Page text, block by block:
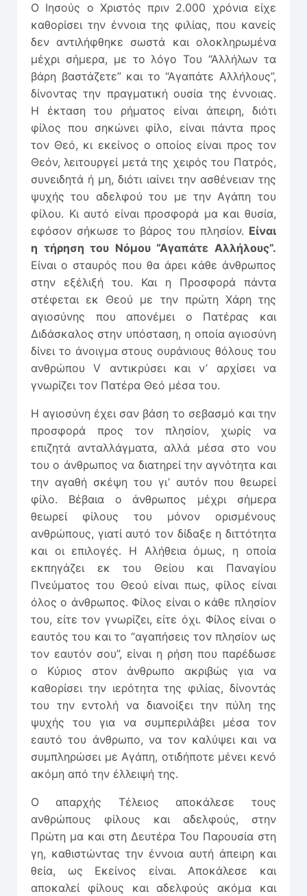
Ο Ιησούς ο Χριστός πριν 2.000 χρόνια είχε
καθορίσει την έννοια της φιλίας, που κανείς
δεν αντιλήφθηκε σωστά και ολοκληρωμένα
μέχρι σήμερα, με το λόγο Του “Αλλήλων τα
βάρη βαστάζετε” και το “Αγαπάτε Αλλήλους”,
δίνοντας την πραγματική ουσία της έννοιας.
Η έκταση του ρήματος είναι άπειρη, διότι
φίλος που σηκώνει φίλο, είναι πάντα προς
τον Θεό, κι εκείνος ο οποίος είναι προς τον
Θεόν, λειτουργεί μετά της χειρός του Πατρός,
συνειδητά ή μη, διότι ιαίνει την ασθένειαν της
ψυχής του αδελφού του με την Αγάπη του
φίλου. Κι αυτό είναι προσφορά μα και θυσία,
εφόσον σήκωσε το βάρος του πλησίον. Είναι
η τήρηση του Νόμου “Αγαπάτε Αλλήλους”.
Είναι ο σταυρός που θα άρει κάθε άνθρωπος
στην εξέλιξή του. Και η Προσφορά πάντα
στέφεται εκ Θεού με την πρώτη Χάρη της
αγιοσύνης που απονέμει ο Πατέρας και
Διδάσκαλος στην υπόσταση, η οποία αγιοσύνη
δίνει το άνοιγμα στους ουράνιους θόλους του
ανθρώπου V αντικρύσει και ν’ αρχίσει να
γνωρίζει τον Πατέρα Θεό μέσα του.
Η αγιοσύνη έχει σαν βάση το σεβασμό και την
προσφορά προς τον πλησίον, χωρίς να
επιζητά ανταλλάγματα, αλλά μέσα στο νου
του ο άνθρωπος να διατηρεί την αγνότητα και
την αγαθή σκέψη του γι’ αυτόν που θεωρεί
φίλο. Βέβαια ο άνθρωπος μέχρι σήμερα
θεωρεί φίλους του μόνον ορισμένους
ανθρώπους, γιατί αυτό τον δίδαξε η διττότητα
και οι επιλογές. Η Αλήθεια όμως, η οποία
εκπηγάζει εκ του Θείου και Παναγίου
Πνεύματος του Θεού είναι πως, φίλος είναι
όλος ο άνθρωπος. Φίλος είναι ο κάθε πλησίον
του, είτε τον γνωρίζει, είτε όχι. Φίλος είναι ο
εαυτός του και το “αγαπήσεις τον πλησίον ως
τον εαυτόν σου”, είναι η ρήση που παρέδωσε
ο Κύριος στον άνθρωπο ακριβώς για να
καθορίσει την ιερότητα της φιλίας, δίνοντάς
του την εντολή να διανοίξει την πύλη της
ψυχής του για να συμπεριλάβει μέσα τον
εαυτό του άνθρωπο, να τον καλύψει και να
συμπληρώσει με Αγάπη, οτιδήποτε μένει κενό
ακόμη από την έλλειψή της.
Ο απαρχής Τέλειος αποκάλεσε τους
ανθρώπους φίλους και αδελφούς, στην
Πρώτη μα και στη Δευτέρα Του Παρουσία στη
γη, καθιστώντας την έννοια αυτή άπειρη και
θεία, ως Εκείνος είναι. Αποκάλεσε και
αποκαλεί φίλους και αδελφούς ακόμα και